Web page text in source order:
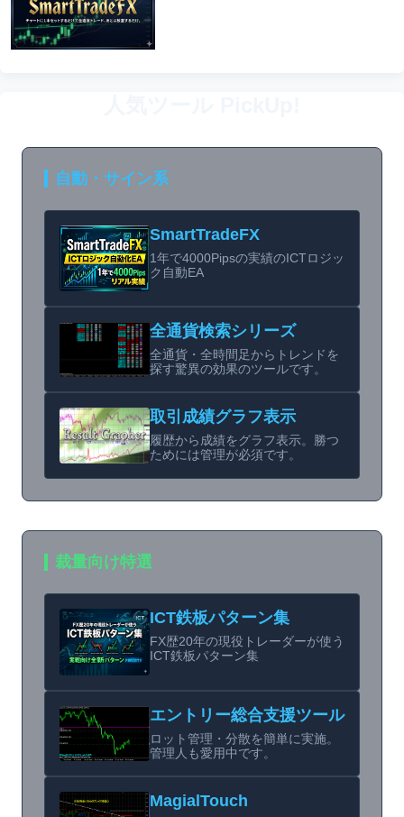
自動・サイン系
SmartTradeFX
1年で4000Pipsの実績のICTロジッ
ク自動EA
全通貨検索シリーズ
全通貨・全時間足からトレンドを
探す驚異の効果のツールです。
取引成績グラフ表示
履歴から成績をグラフ表示。勝つ
ためには管理が必須です。
裁量向け特選
ICT鉄板パターン集
FX歴20年の現役トレーダーが使う
ICT鉄板パターン集
エントリー総合支援ツール
ロット管理・分散を簡単に実施。
管理人も愛用中です。
MagialTouch